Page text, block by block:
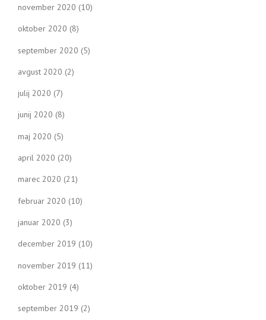
november 2020 (10)
oktober 2020 (8)
september 2020 (5)
avgust 2020 (2)
julij 2020 (7)
junij 2020 (8)
maj 2020 (5)
april 2020 (20)
marec 2020 (21)
februar 2020 (10)
januar 2020 (3)
december 2019 (10)
november 2019 (11)
oktober 2019 (4)
september 2019 (2)